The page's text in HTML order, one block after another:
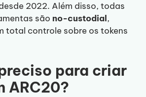
2022. Além disso, todas
são no-custodial,
total controle sobre os tokens
para criar
ARC20?